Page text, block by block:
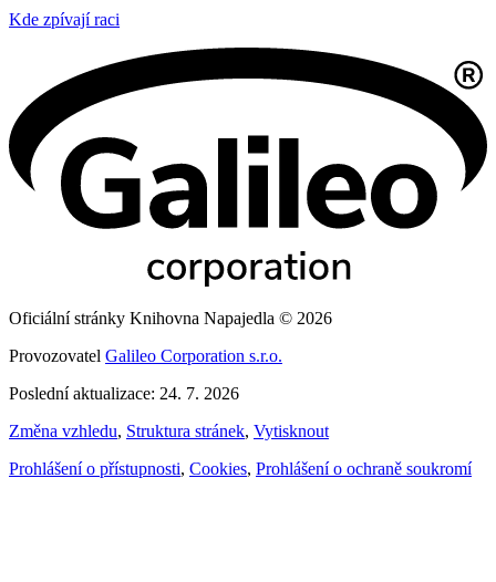
Kde zpívají raci
Oficiální stránky Knihovna Napajedla © 2026
Provozovatel Galileo Corporation s.r.o.
Poslední aktualizace: 24. 7. 2026
Změna vzhledu, Struktura stránek, Vytisknout
Prohlášení o přístupnosti, Cookies, Prohlášení o ochraně soukromí